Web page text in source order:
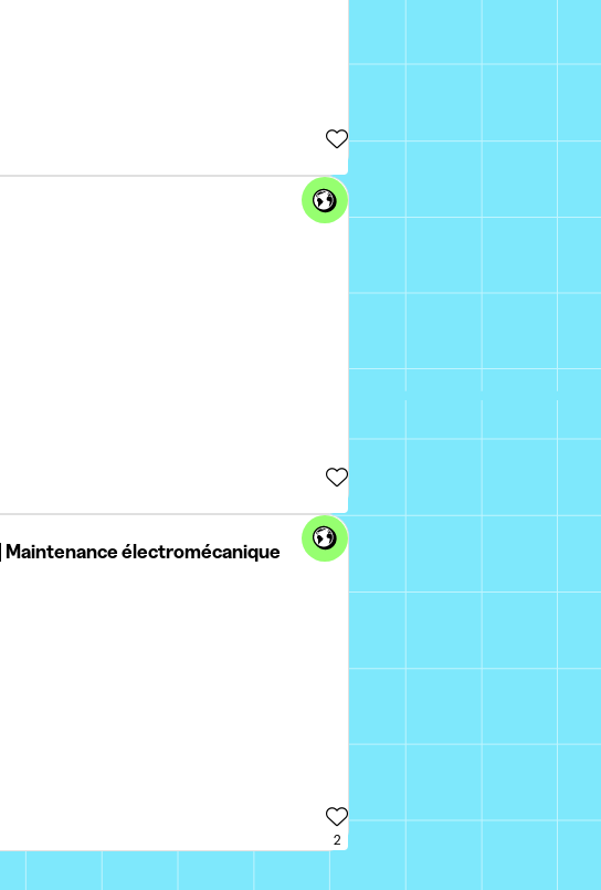
Assistant Project Manager | Maintenance électromécanique
2